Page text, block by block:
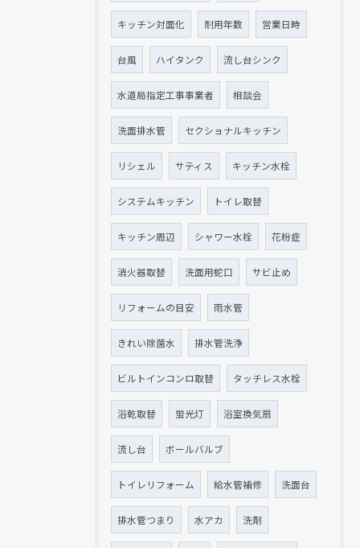
キッチン対面化 耐用年数 営業日時
台風 ハイタンク 流し台シンク
水道局指定工事事業者 相談会
洗面排水管 セクショナルキッチン
リシェル サティス キッチン水栓
システムキッチン トイレ取替
キッチン周辺 シャワー水栓 花粉症
消火器取替 洗面用蛇口 サビ止め
リフォームの目安 雨水管
きれい除菌水 排水管洗浄
ビルトインコンロ取替 タッチレス水栓
浴乾取替 蛍光灯 浴室換気扇
流し台 ボールバルブ
トイレリフォーム 給水管補修 洗面台
排水管つまり 水アカ 洗剤